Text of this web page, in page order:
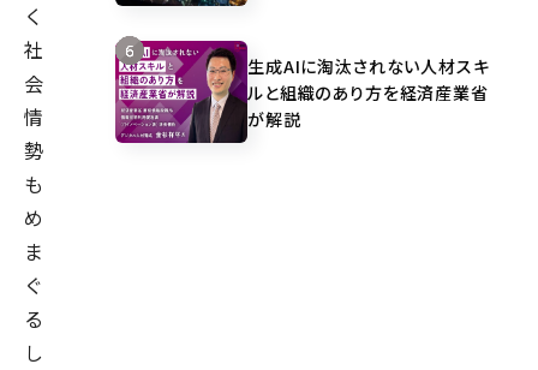
く
社
会
情
勢
も
め
ま
ぐ
る
し
生成AIに淘汰されない人材スキ
ルと組織のあり方を経済産業省
が解説